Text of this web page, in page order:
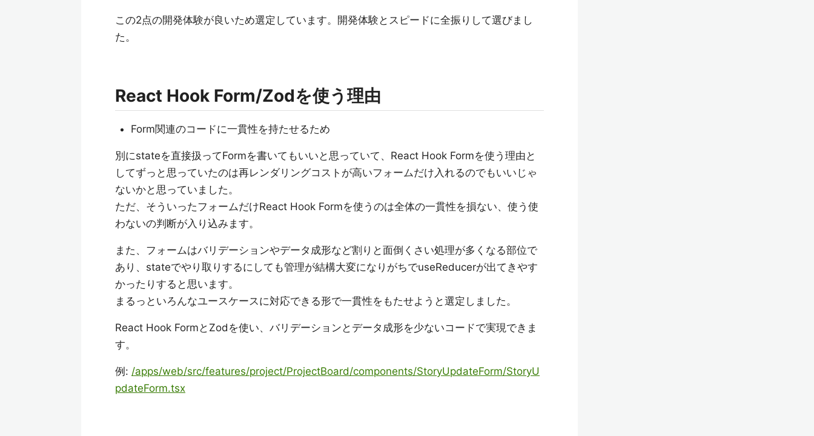
この2点の開発体験が良いため選定しています。開発体験とスピードに全振りして選びまし
た。
React Hook Form/Zodを使う理由
Form関連のコードに一貫性を持たせるため
別にstateを直接扱ってFormを書いてもいいと思っていて、React Hook Formを使う理由と
してずっと思っていたのは再レンダリングコストが高いフォームだけ入れるのでもいいじゃ
ないかと思っていました。
ただ、そういったフォームだけReact Hook Formを使うのは全体の一貫性を損ない、使う使
わないの判断が入り込みます。
また、フォームはバリデーションやデータ成形など割りと面倒くさい処理が多くなる部位で
あり、stateでやり取りするにしても管理が結構大変になりがちでuseReducerが出てきやす
かったりすると思います。
まるっといろんなユースケースに対応できる形で一貫性をもたせようと選定しました。
React Hook FormとZodを使い、バリデーションとデータ成形を少ないコードで実現できま
す。
例: /apps/web/src/features/project/ProjectBoard/components/StoryUpdateForm/StoryU
pdateForm.tsx